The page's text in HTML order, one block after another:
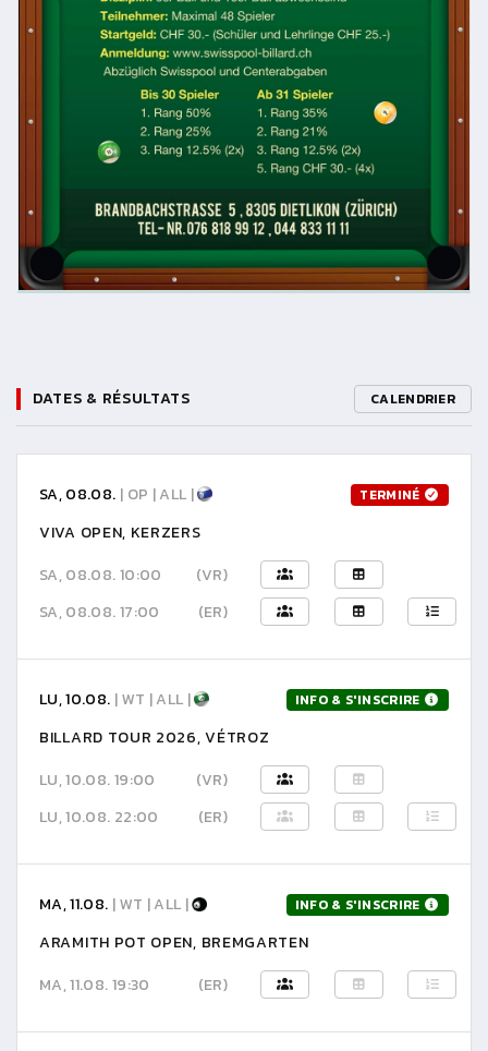
DATES & RÉSULTATS CALENDRIER
SA, 08.08. | OP | ALL | TERMINÉ
VIVA OPEN, KERZERS
SA, 08.08. 10:00
(VR)
SA, 08.08. 17:00
(ER)
LU, 10.08. | WT | ALL | INFO & S'INSCRIRE
BILLARD TOUR 2026, VÉTROZ
LU, 10.08. 19:00
(VR)
LU, 10.08. 22:00
(ER)
MA, 11.08. | WT | ALL | INFO & S'INSCRIRE
ARAMITH POT OPEN, BREMGARTEN
MA, 11.08. 19:30
(ER)